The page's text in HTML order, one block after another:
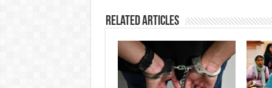
Related Articles